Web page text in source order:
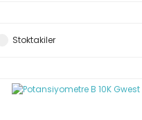
Stoktakiler